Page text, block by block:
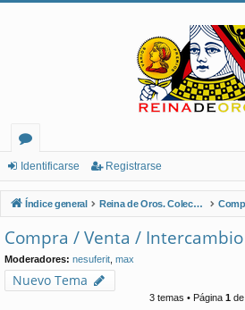
or
os
Identificarse Registrarse
Índice general Reina de Oros. Coleccionistas de Naipes.
Compra / Venta / Intercambio
Moderadores: nesuferit max
Nuevo Tema
3 temas • Página 1de